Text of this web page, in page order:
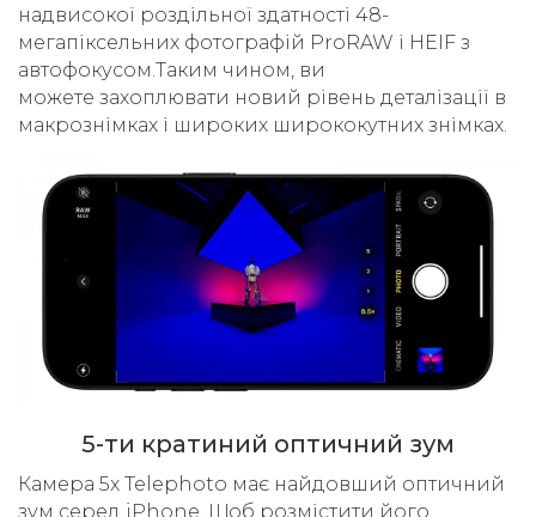
надвисокої роздільної здатності 48-
мегапіксельних фотографій ProRAW і HEIF з
автофокусом.Таким чином, ви
можете захоплювати новий рівень деталізації в
макрознімках і широких ширококутних знімках.
5-ти кратиний оптичний зум
Камера 5x Telephoto має найдовший оптичний
зум серед iPhone. Щоб розмістити його